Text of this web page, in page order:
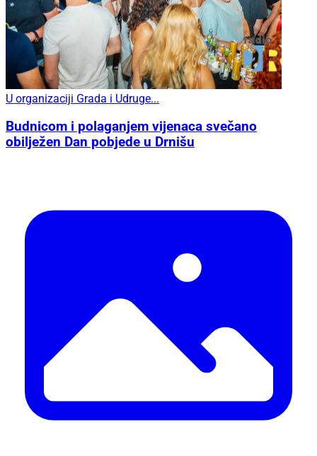
U organizaciji Grada i Udruge...
Budnicom i polaganjem vijenaca svečano
obilježen Dan pobjede u Drnišu